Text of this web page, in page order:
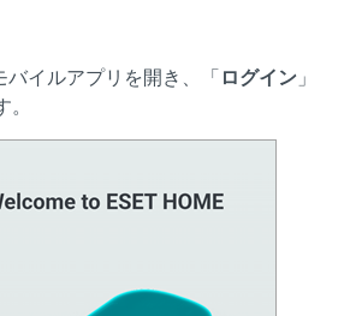
バイルアプリを開き、「ログイン 」